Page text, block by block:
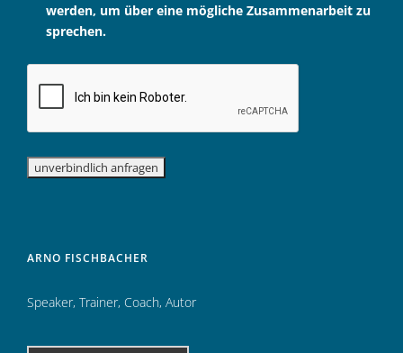
werden, um über eine mögliche Zusammenarbeit zu
sprechen.
ARNO FISCHBACHER
Speaker, Trainer, Coach, Autor